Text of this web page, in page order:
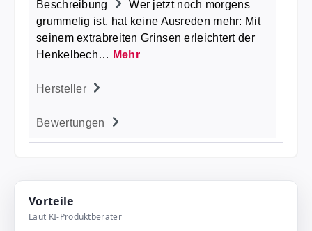
Beschreibung
Wer jetzt noch morgens
grummelig ist, hat keine Ausreden mehr: Mit
seinem extrabreiten Grinsen erleichtert der
Henkelbech… Mehr
Hersteller
Bewertungen
Vorteile
Laut KI-Produktberater